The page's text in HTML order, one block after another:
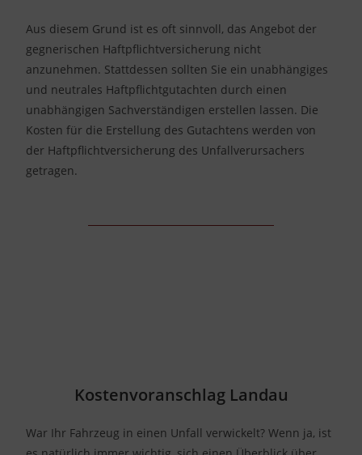
Aus diesem Grund ist es oft sinnvoll, das Angebot der
gegnerischen Haftpflichtversicherung nicht
anzunehmen. Stattdessen sollten Sie ein unabhängiges
und neutrales Haftpflichtgutachten durch einen
unabhängigen Sachverständigen erstellen lassen. Die
Kosten für die Erstellung des Gutachtens werden von
der Haftpflichtversicherung des Unfallverursachers
getragen.
Kostenvoranschlag Landau
War Ihr Fahrzeug in einen Unfall verwickelt? Wenn ja, ist